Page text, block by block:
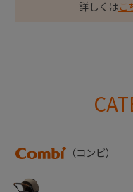
詳しくはこ
（コンビ）